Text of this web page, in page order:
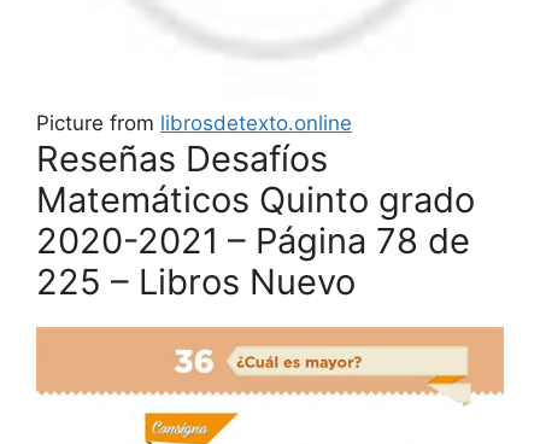
Picture from librosdetexto.online
Reseñas Desafíos
Matemáticos Quinto grado
2020-2021 – Página 78 de
225 – Libros Nuevo